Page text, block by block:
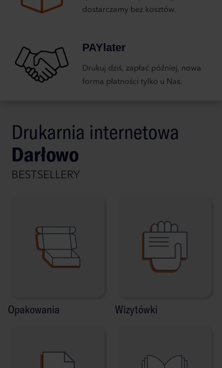
dostarczamy bez kosztów.
PAYlater
Drukuj dziś, zapłać później, nowa
forma płatności tylko u Nas.
Drukarnia internetowa
Darłowo
BESTSELLERY
Opakowania Wizytówki